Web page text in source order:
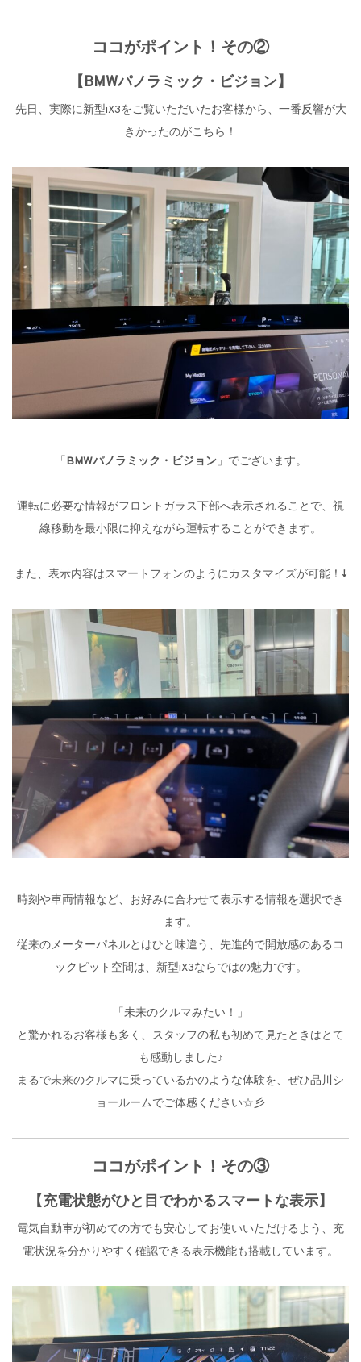
ココがポイント！その②
【BMWパノラミック・ビジョン】
先日、実際に新型iX3をご覧いただいたお客様から、一番反響が大
きかったのがこちら！
「 BMWパノラミック・ビジョン」でございます。
運転に必要な情報がフロントガラス下部へ表示されることで、視
線移動を最小限に抑えながら運転することができます。
また、表示内容はスマートフォンのようにカスタマイズが可能！↓
時刻や車両情報など、お好みに合わせて表示する情報を選択でき
ます。
従来のメーターパネルとはひと味違う、先進的で開放感のあるコ
ックピット空間は、新型iX3ならではの魅力です。
「未来のクルマみたい！」
と驚かれるお客様も多く、スタッフの私も初めて見たときはとて
も感動しました♪
まるで未来のクルマに乗っているかのような体験を、ぜひ品川シ
ョールームでご体感ください☆彡
ココがポイント！その③
【充電状態がひと目でわかるスマートな表示】
電気自動車が初めての方でも安心してお使いいただけるよう、充
電状況を分かりやすく確認できる表示機能も搭載しています。